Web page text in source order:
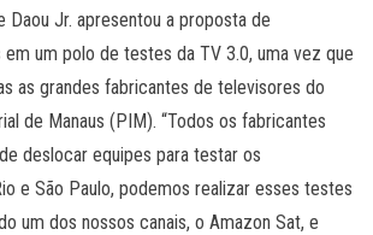
Daou Jr. apresentou a proposta de
em um polo de testes da TV 3.0, uma vez que
as grandes fabricantes de televisores do
de Manaus (PIM). “Todos os fabricantes
deslocar equipes para testar os
e São Paulo, podemos realizar esses testes
um dos nossos canais, o Amazon Sat, e